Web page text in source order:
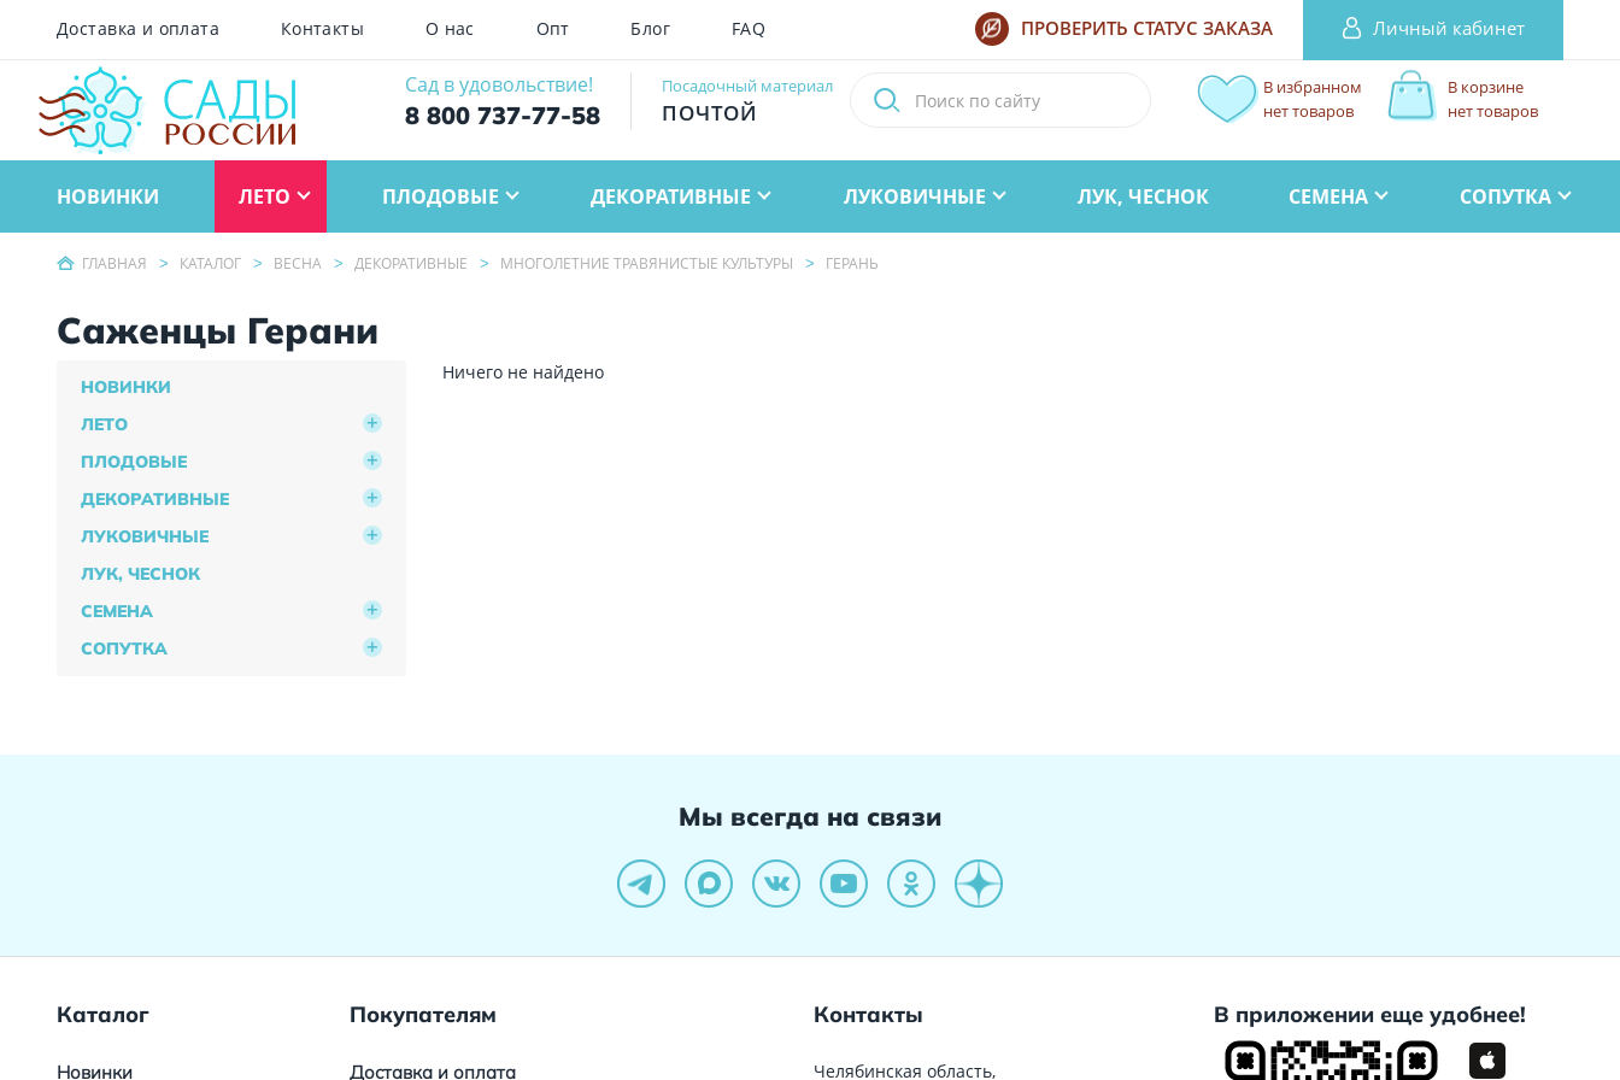
Доставка и оплата Контакты О нас Опт Блог FAQ ПРОВЕРИТЬ СТАТУС ЗАКАЗА Личный кабинет
Сад в удовольствие!
8 800 737-77-58
Посадочный материал
ПОЧТОЙ
В корзине
нет товаров
В избранном
нет товаров
НОВИНКИ ЛЕТО ПЛОДОВЫЕ ДЕКОРАТИВНЫЕ ЛУКОВИЧНЫЕ ЛУК, ЧЕСНОК СЕМЕНА СОПУТКА
ГЛАВНАЯ КАТАЛОГ ВЕСНА ДЕКОРАТИВНЫЕ МНОГОЛЕТНИЕ ТРАВЯНИСТЫЕ КУЛЬТУРЫ ГЕРАНЬ
Саженцы Герани
НОВИНКИ
ЛЕТО
ПЛОДОВЫЕ
ДЕКОРАТИВНЫЕ
ЛУКОВИЧНЫЕ
ЛУК, ЧЕСНОК
СЕМЕНА
СОПУТКА
Ничего не найдено
Мы всегда на связи
Каталог
Новинки
Покупателям
Доставка и оплата
Контакты
Челябинская область,
В приложении еще удобнее!